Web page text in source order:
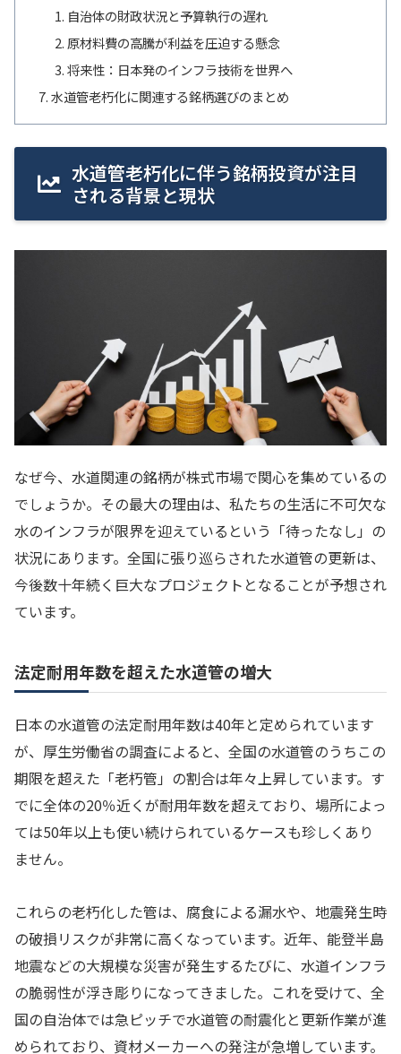
自治体の財政状況と予算執行の遅れ
原材料費の高騰が利益を圧迫する懸念
将来性：日本発のインフラ技術を世界へ
水道管老朽化に関連する銘柄選びのまとめ
水道管老朽化に伴う銘柄投資が注目
される背景と現状
なぜ今、水道関連の銘柄が株式市場で関心を集めているの
でしょうか。その最大の理由は、私たちの生活に不可欠な
水のインフラが限界を迎えているという「待ったなし」の
状況にあります。全国に張り巡らされた水道管の更新は、
今後数十年続く巨大なプロジェクトとなることが予想され
ています。
法定耐用年数を超えた水道管の増大
日本の水道管の法定耐用年数は40年と定められています
が、厚生労働省の調査によると、全国の水道管のうちこの
期限を超えた「老朽管」の割合は年々上昇しています。す
でに全体の20％近くが耐用年数を超えており、場所によっ
ては50年以上も使い続けられているケースも珍しくあり
ません。
これらの老朽化した管は、腐食による漏水や、地震発生時
の破損リスクが非常に高くなっています。近年、能登半島
地震などの大規模な災害が発生するたびに、水道インフラ
の脆弱性が浮き彫りになってきました。これを受けて、全
国の自治体では急ピッチで水道管の耐震化と更新作業が進
められており、資材メーカーへの発注が急増しています。